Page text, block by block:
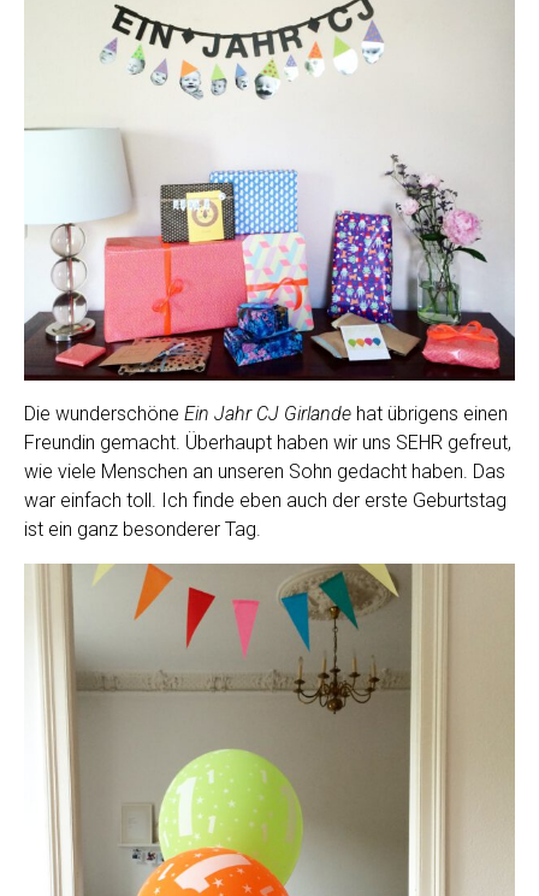
Die wunderschöne Ein Jahr CJ Girlande hat übrigens einen
Freundin gemacht. Überhaupt haben wir uns SEHR gefreut,
wie viele Menschen an unseren Sohn gedacht haben. Das
war einfach toll. Ich finde eben auch der erste Geburtstag
ist ein ganz besonderer Tag.